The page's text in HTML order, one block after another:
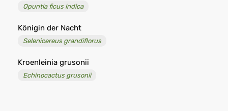
Opuntia ficus indica
Königin der Nacht
Selenicereus grandiflorus
Kroenleinia grusonii
Echinocactus grusonii